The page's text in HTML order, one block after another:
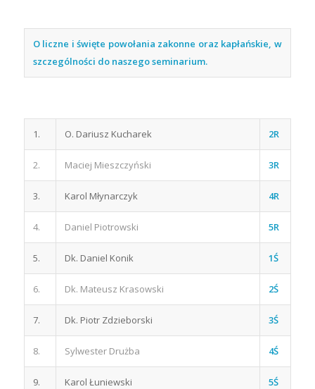
O liczne i święte powołania zakonne oraz kapłańskie, w
szczególności do naszego seminarium.
1. O. Dariusz Kucharek 2R
2. Maciej Mieszczyński 3R
3. Karol Młynarczyk 4R
4. Daniel Piotrowski 5R
5. Dk. Daniel Konik 1Ś
6. Dk. Mateusz Krasowski 2Ś
7. Dk. Piotr Zdzieborski 3Ś
8. Sylwester Drużba 4Ś
9. Karol Łuniewski 5Ś